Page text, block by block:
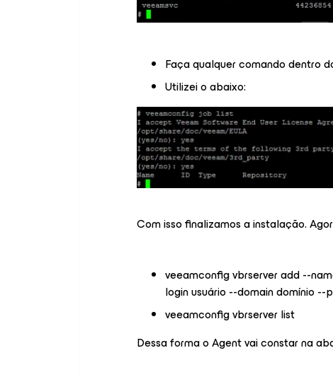
Faça qualquer comando dentro
Utilizei o abaixo:
Com isso finalizamos a instalação.
veeamconfig vbrserver add --
login usuário --domain domínio --
veeamconfig vbrserver list
Dessa forma o Agent vai constar na